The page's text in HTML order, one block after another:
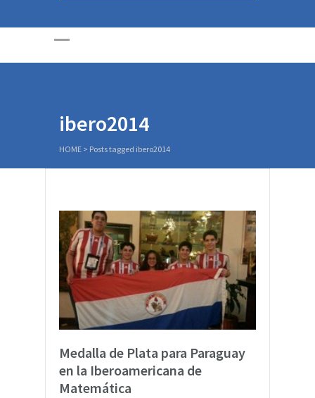
ibero2014
HOME > Posts tagged ibero2014
Medalla de Plata para Paraguay
en la Iberoamericana de
Matemática